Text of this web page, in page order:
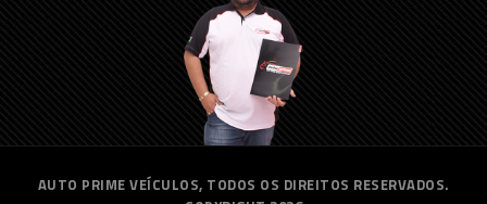
AUTO PRIME VEÍCULOS, TODOS OS DIREITOS RESERVADOS.